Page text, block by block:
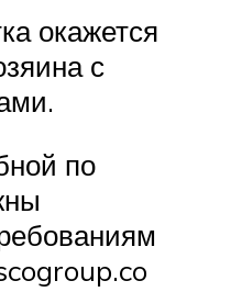
окажется
с
по